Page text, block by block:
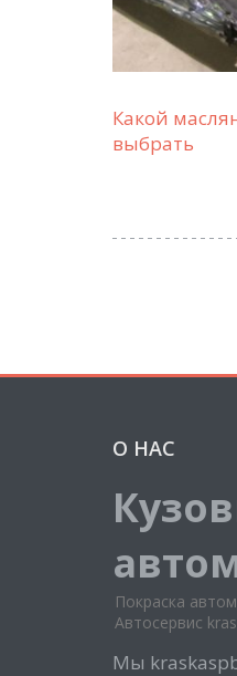
Какой
выбрать
О НАС
Покраска
Автосервис
Мы